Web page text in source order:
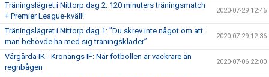
Träningslägret i Nittorp dag 2: 120 minuters träningsmatch
+ Premier League-kväll!
2020-07-29 12:46
Träningslägret i Nittorp dag 1: ”Du skrev inte något om att
man behövde ha med sig träningskläder”
2020-07-29 12:36
Vårgårda IK - Kronängs IF: När fotbollen är vackrare än
regnbågen
2020-07-06 22:00